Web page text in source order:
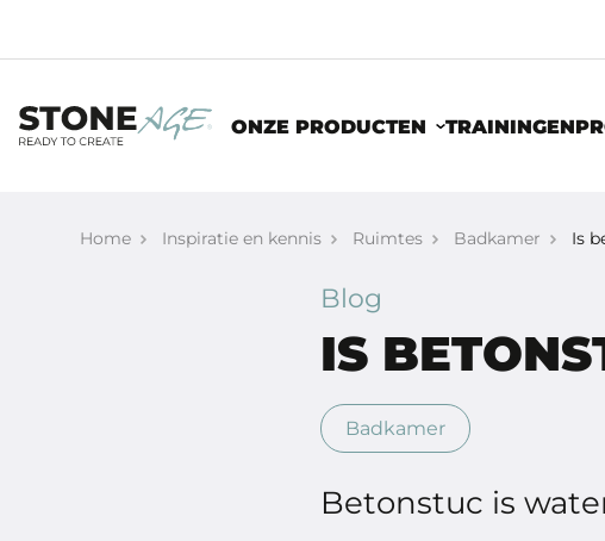
ONZE PRODUCTEN TRAININGEN
Home Inspiratie en kennis Ruimtes Badkamer Is
Blog
IS
Badkamer
Betonstuc is